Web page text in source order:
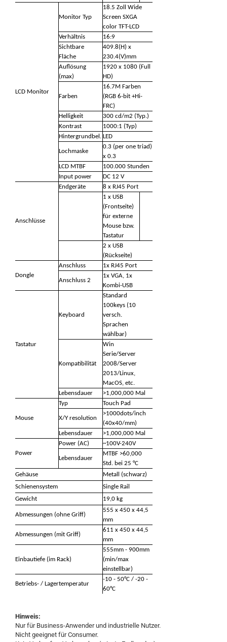
LCD Monitor
Monitor Typ
18.5 Zoll Wide
Screen SXGA
color TFT-LCD
Verhältnis
16:9
Sichtbare
Fläche
409.8(H) x
230.4(V)mm
Auflösung
(max)
1920 x 1080 (Full
HD)
Farben
16.7M Farben
(RGB 6-bit +Hi-
FRC)
Helligkeit
300 cd/m2 (Typ.)
Kontrast
1000:1 (Typ)
Hintergrundbel. LED
Lochmaske
0.3 (per one triad)
x 0.3
LCD MTBF
100.000 Stunden
Input power
DC 12 V
Anschlüsse
Endgeräte
8 x RJ45 Port
1 x USB
(Frontseite)
für externe
Mouse bzw.
Tastatur
2 x USB
(Rückseite)
Dongle
Anschluss 1x RJ45 Port
Anschluss 2
1x VGA, 1x
Kombi-USB
Tastatur
Keyboard
Standard
100keys (10
versch.
Sprachen
wählbar)
Kompatibilität
Win
Serie/Server
2008/Server
2013/Linux,
MacOS, etc.
Lebensdauer
>1,000,000 Mal
Mouse
Typ Touch Pad
X/Y resolution
>1000dots/inch
(40x40/mm)
Lebensdauer
>1,000,000 Mal
Power
Power (AC) ~100V-240V
Lebensdauer
MTBF >60,000
Std. bei 25 °C
Gehäuse
Metall (schwarz)
Schienensystem
Single Rail
Gewicht
19,0 kg
Abmessungen (ohne Griff)
555 x 450 x 44,5
mm
Abmessungen (mit Griff)
611 x 450 x 44,5
mm
Einbautiefe (im Rack)
555mm - 900mm
(min/max
einstellbar)
Betriebs- / Lagertemperatur
-10 - 50°C / -20 -
60°C
Hinweis:
Nur für Business-Anwender und industrielle Nutzer.
Nicht geeignet für Consumer.